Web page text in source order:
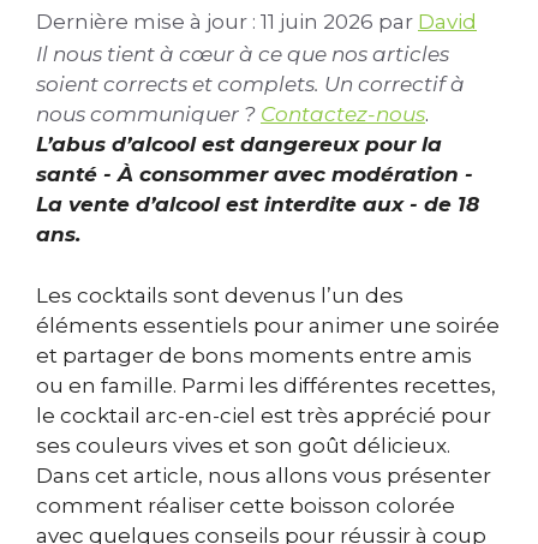
Dernière mise à jour : 11 juin 2026 par David
Il nous tient à cœur à ce que nos articles
soient corrects et complets. Un correctif à
nous communiquer ? Contactez-nous.
L’abus d’alcool est dangereux pour la
santé - À consommer avec modération -
La vente d’alcool est interdite aux - de 18
ans.
Les cocktails sont devenus l’un des
éléments essentiels pour animer une soirée
et partager de bons moments entre amis
ou en famille. Parmi les différentes recettes,
le cocktail arc-en-ciel est très apprécié pour
ses couleurs vives et son goût délicieux.
Dans cet article, nous allons vous présenter
comment réaliser cette boisson colorée
avec quelques conseils pour réussir à coup